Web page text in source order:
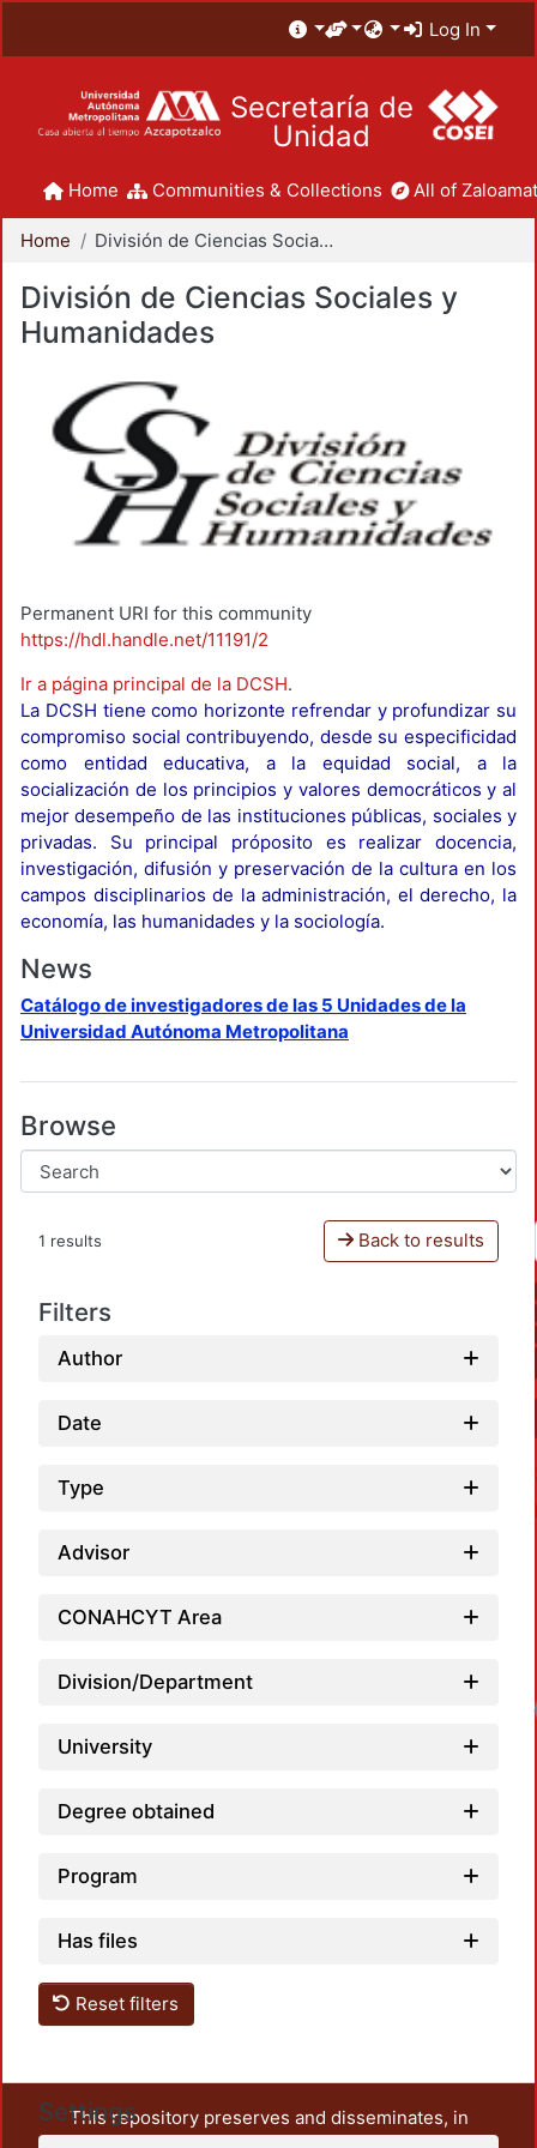
Log In
Secretaría de
Unidad
Home Communities & Collections All of
Home División de Ciencias Sociales y Humanidades
División de Ciencias Sociales y
Humanidades
Permanent URI for this community
https://hdl.handle.net/11191/2
Ir a página principal de la DCSH.
La DCSH tiene como horizonte refrendar y profundizar su
compromiso social contribuyendo, desde su especificidad
como entidad educativa, a la equidad social, a la
socialización de los principios y valores democráticos y al
mejor desempeño de las instituciones públicas, sociales y
privadas. Su principal próposito es realizar docencia,
investigación, difusión y preservación de la cultura en los
campos disciplinarios de la administración, el derecho, la
economía, las humanidades y la sociología.
News
Catálogo de investigadores de las 5 Unidades de la
Universidad Autónoma Metropolitana
Browse
1 results Back to results
Filters
Author
Date
Type
Advisor
CONAHCYT Area
Division/Department
University
Degree obtained
Program
Has files
Reset filters
Settings
This repository preserves and disseminates, in